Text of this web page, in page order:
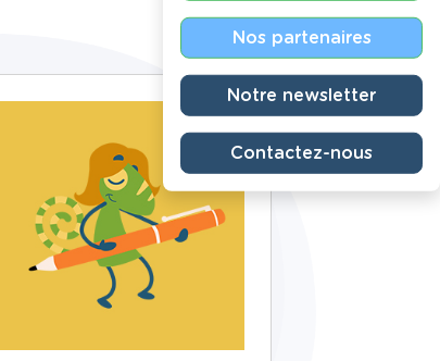
Nos partenaires
Notre newsletter
Contactez-nous